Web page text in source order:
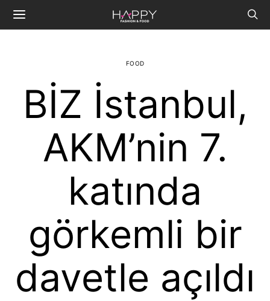
FOOD
BİZ İstanbul,
AKM’nin 7.
katında
görkemli bir
davetle açıldı